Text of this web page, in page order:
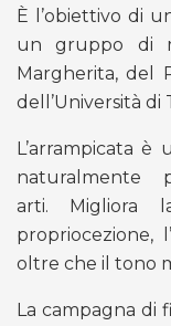
È l’obiettivo di
un gruppo di
Margherita, del
dell’Università di
L’arrampicata
arti. Migliora
propriocezione,
oltre che il tono
La campagna di